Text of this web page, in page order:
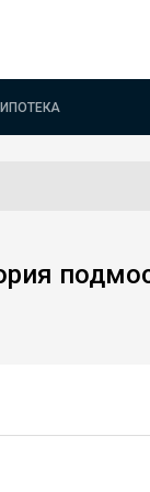
ИПОТЕКА